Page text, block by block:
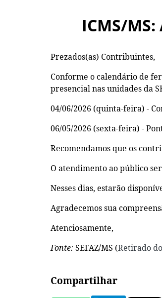
ICMS/MS:
Prezados(as) Contribuintes,
Conforme o calendário de
presencial nas unidades da
04/06/2026 (quinta-feira) -
06/05/2026 (sexta-feira) -
Recomendamos que os
O atendimento ao público
Nesses dias, estarão
Agradecemos sua
Atenciosamente,
Fonte: SEFAZ/MS (Retirado
Compartilhar